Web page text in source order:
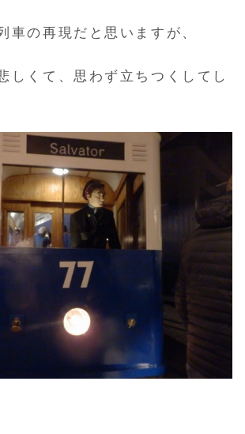
車の再現だと思いますが、
しくて、思わず立ちつくしてし